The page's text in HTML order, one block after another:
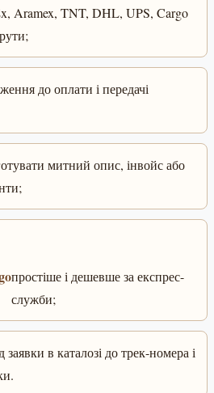
Aramex, TNT, DHL, UPS, Cargo
до оплати і передачі
митний опис, інвойс або
простіше і дешевше за експрес-
служби;
заявки в каталозі до трек-номера і